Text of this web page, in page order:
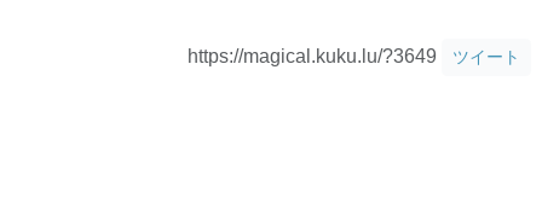
https://magical.kuku.lu/?3649 ツイート